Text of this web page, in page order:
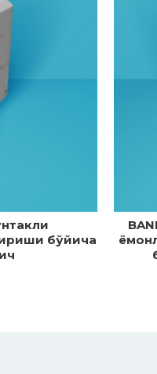
бўйича